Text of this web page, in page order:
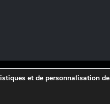
et de personnalisation de